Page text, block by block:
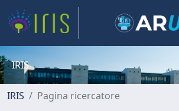
IRIS
IRIS Pagina ricercatore